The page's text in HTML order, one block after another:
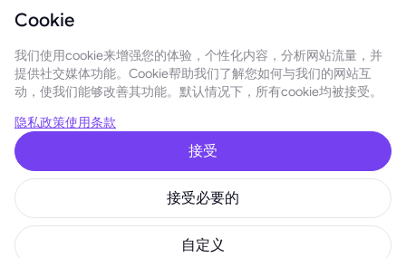
GoMining (BVI) Limited, Trinity Chambers, PO Box 4301, Road Town,
BMINE BVI LIMITED, Trinity Chambers, Road Town, Tortola, British Virgin
Islands VG 1110
GoMining（英属维尔京群岛）有限公司、SIA GoMining Latvia和 BMINE
BVI 有限公司完全遵守所有适用法律法规，并坚定致力于打击洗钱、恐怖主
恐怖主义融资义务以及反扩散融资措施，以维护我们运营和服务的完整性和
安全性。
GoMining (Cyprus) Limited, a company, incorporated, organized and
existing under the laws of Cyprus with registration number HE 450955,
having its registered address at 28 Oktovriou, 339, TRILOGY EAST
TOWER, 3rd floor, Flat/Office 305, 3106, Limassol, Cyprus.
本网站所呈现的内容并非投资要约或建议。此处呈现的数据可能包含近似数
字，不应作为投资决策的依据。在这方面，在使用我们的服务之前，建议您
独立评估与我们的产品和服务相关的风险。通过访问和使用本网站和我们的
服务，您同意遵守我们的使用条款和隐私政策。如果您有任何疑问，请随时
Cookie
我们使用cookie来增强您的体验，个性化内容，分析网站流量，并
提供社交媒体功能。Cookie帮助我们了解您如何与我们的网站互
动，使我们能够改善其功能。默认情况下，所有cookie均被接受。
隐私政策使用条款
接受
接受必要的
自定义